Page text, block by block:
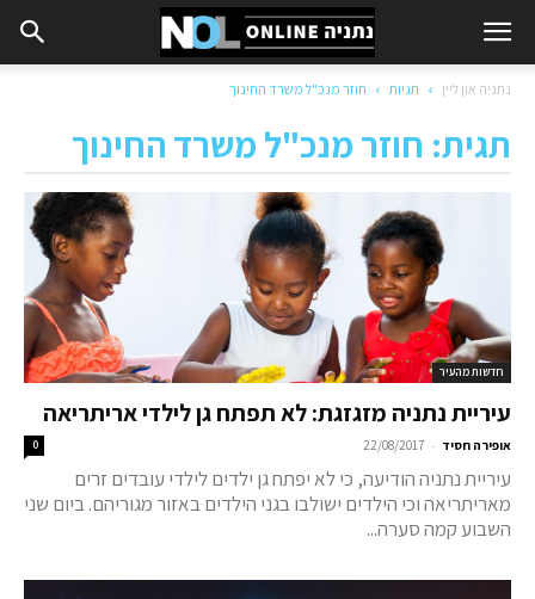
נתניה און ליין תגיות חוזר מנכ"ל משרד החינוך
תגית: חוזר מנכ"ל משרד החינוך
חדשות מהעיר
עיריית נתניה מזגזגת: לא תפתח גן לילדי אריתריאה
אופירה חסיד -
22/08/2017
0
עיריית נתניה הודיעה, כי לא יפתח גן ילדים לילדי עובדים זרים
מאריתריאה וכי הילדים ישולבו בגני הילדים באזור מגוריהם. ביום שני
השבוע קמה סערה...